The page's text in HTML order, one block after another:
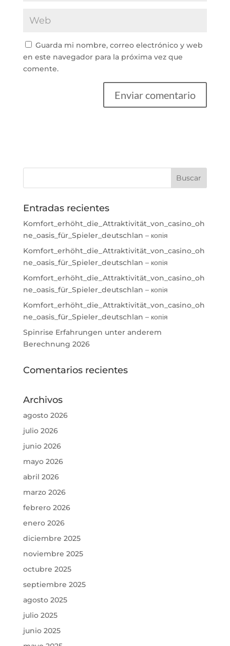
Guarda mi nombre, correo electrónico y web
en este navegador para la próxima vez que
comente.
Entradas recientes
Komfort_erhöht_die_Attraktivität_von_casino_oh
ne_oasis_für_Spieler_deutschlan – копія
Komfort_erhöht_die_Attraktivität_von_casino_oh
ne_oasis_für_Spieler_deutschlan – копія
Komfort_erhöht_die_Attraktivität_von_casino_oh
ne_oasis_für_Spieler_deutschlan – копія
Komfort_erhöht_die_Attraktivität_von_casino_oh
ne_oasis_für_Spieler_deutschlan – копія
Spinrise Erfahrungen unter anderem
Berechnung 2026
Comentarios recientes
Archivos
agosto 2026
julio 2026
junio 2026
mayo 2026
abril 2026
marzo 2026
febrero 2026
enero 2026
diciembre 2025
noviembre 2025
octubre 2025
septiembre 2025
agosto 2025
julio 2025
junio 2025